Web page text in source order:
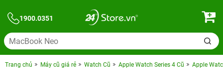
1900.0351
Trang chủ Máy cũ giá rẻ Watch Cũ Apple Watch Series 4 Cũ Apple